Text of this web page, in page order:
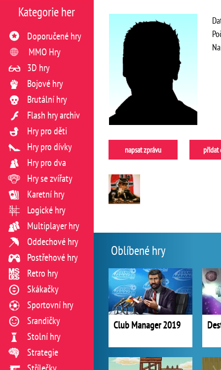
napsat zprávu přidat
Oblíbené hry
Club Manager 2019
Kategorie her
Doporučené hry
MMO Hry
3D hry
Bojové hry
Brutální hry
Flash hry archiv
Hry pro děti
Hry pro dívky
Hry pro dva
Hry se zvířaty
Karetní hry
Logické hry
Multiplayer hry
Oddechové hry
Postřehové hry
Retro hry
Skákačky
Sportovní hry
Srandičky
Stolní hry
Strategie